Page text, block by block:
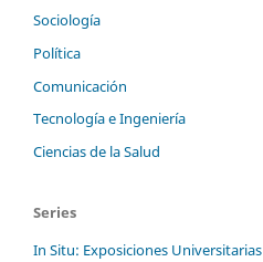
Sociología
Política
Comunicación
Tecnología e Ingeniería
Ciencias de la Salud
Series
In Situ: Exposiciones Universitarias